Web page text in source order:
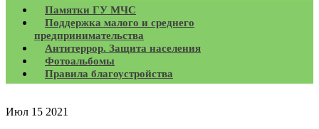
Памятки ГУ МЧС
Поддержка малого и среднего
предпринимательства
Антитеррор. Защита населения
Фотоальбомы
Правила благоустройства
Июл 15 2021